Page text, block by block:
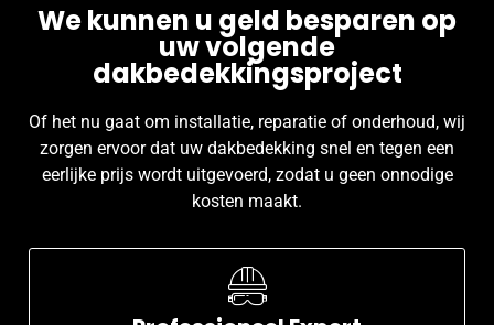
We kunnen u geld besparen op
uw volgende
dakbedekkingsproject
Of het nu gaat om installatie, reparatie of onderhoud, wij
zorgen ervoor dat uw dakbedekking snel en tegen een
eerlijke prijs wordt uitgevoerd, zodat u geen onnodige
kosten maakt.